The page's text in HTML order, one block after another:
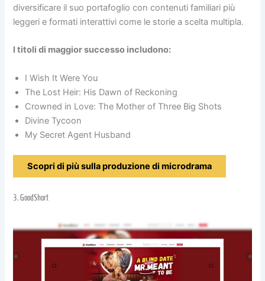
diversificare il suo portafoglio con contenuti familiari più
leggeri e formati interattivi come le storie a scelta multipla.
I titoli di maggior successo includono:
I Wish It Were You
The Lost Heir: His Dawn of Reckoning
Crowned in Love: The Mother of Three Big Shots
Divine Tycoon
My Secret Agent Husband
Scopri di più sulla produzione di microdrama
3.GoodShort